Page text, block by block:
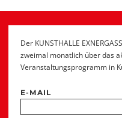
Der KUNSTHALLE
zweimal monatlich über das
Veranstaltungsprogramm in
E-MAIL